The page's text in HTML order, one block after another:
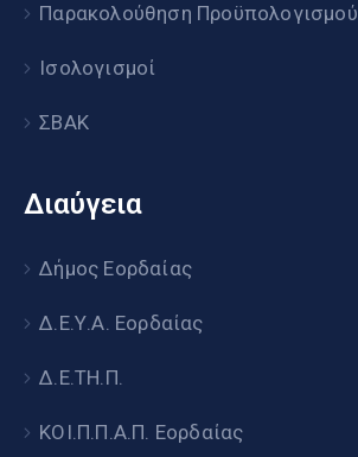
Παρακολούθηση Προϋπολογισμού
Ισολογισμοί
ΣΒΑΚ
Διαύγεια
Δήμος Εορδαίας
Δ.Ε.Υ.Α. Εορδαίας
Δ.Ε.ΤΗ.Π.
ΚΟΙ.Π.Π.Α.Π. Εορδαίας